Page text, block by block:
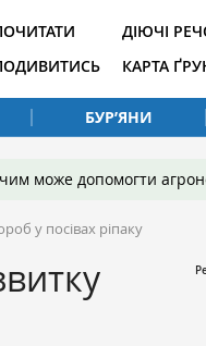
ДІЮЧІ
КАРТА
БУР’ЯНИ
може допомогти
у посівах ріпаку